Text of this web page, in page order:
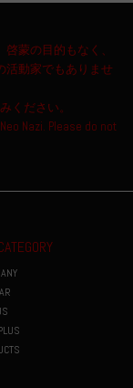
蒙の目的もなく、
活動家でもありませ
ください。
Nazi. Please do not